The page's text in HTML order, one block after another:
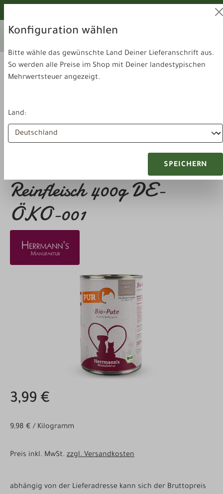
Ihr aktuelles Lieferland:
Reinfleisch 400g DE-
ÖKO-001
Bildergalerie überspringen
3,99 €
9,98 € / Kilogramm
Preis inkl. MwSt. zzgl. Versandkosten
abhängig von der Lieferadresse kann sich der Bruttopreis
Konfiguration wählen
Bitte wähle das gewünschte Land Deiner Lieferanschrift aus.
So werden alle Preise im Shop mit Deiner landestypischen
Mehrwertsteuer angezeigt.
Land:
SPEICHERN